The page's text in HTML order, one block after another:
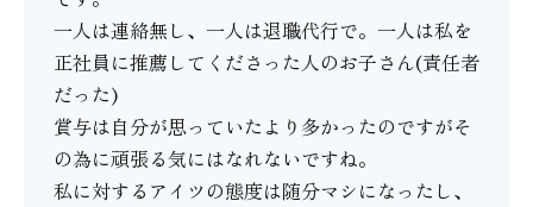
一人は連絡無し、一人は退職代行で。一人は私を
正社員に推薦してくださった人のお子さん(責任者
だった)
賞与は自分が思っていたより多かったのですがそ
の為に頑張る気にはなれないですね。
私に対するアイツの態度は随分マシになったし、